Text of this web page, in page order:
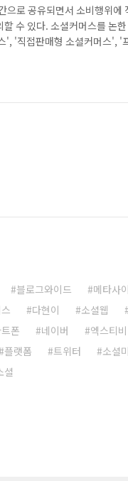
으로 공유되면서 소비행위에
수 있다. 소셜커머스를 논
', '직접판매형 소셜커머스', '
머스의 핵심은 소셜미디어를
에서 이미 관계를 맺고 소통
블로그와이드 메타사
다현이 소셜웹
폰 네이버 엑스티비
플랫폼 트위터 소셜
셜